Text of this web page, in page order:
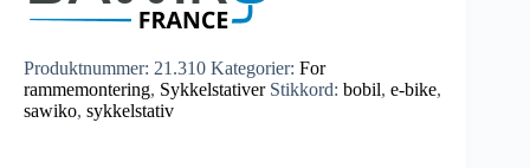
Produktnummer: 21.310 Kategorier: For
rammemontering, Sykkelstativer Stikkord: bobil, e-bike,
sawiko, sykkelstativ